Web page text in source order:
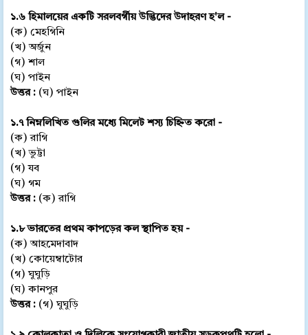
১.৬ হিমালয়ের একটি সরলবর্গীয় উদ্ভিদের উদাহরণ হ'ল -
(ক) মেহগিনি
(খ) অর্জুন
(গ) শাল
(ঘ) পাইন
উত্তর : (ঘ) পাইন
১.৭ নিম্নলিখিত গুলির মধ্যে মিলেট শস্য চিহ্নিত করো -
(ক) রাগি
(খ) ভুট্টা
(গ) যব
(ঘ) গম
উত্তর : (ক) রাগি
১.৮ ভারতের প্রথম কাপড়ের কল স্থাপিত হয় -
(ক) আহমেদাবাদ
(খ) কোয়েম্বাটোর
(গ) ঘুঘুড়ি
(ঘ) কানপুর
উত্তর : (গ) ঘুঘুড়ি